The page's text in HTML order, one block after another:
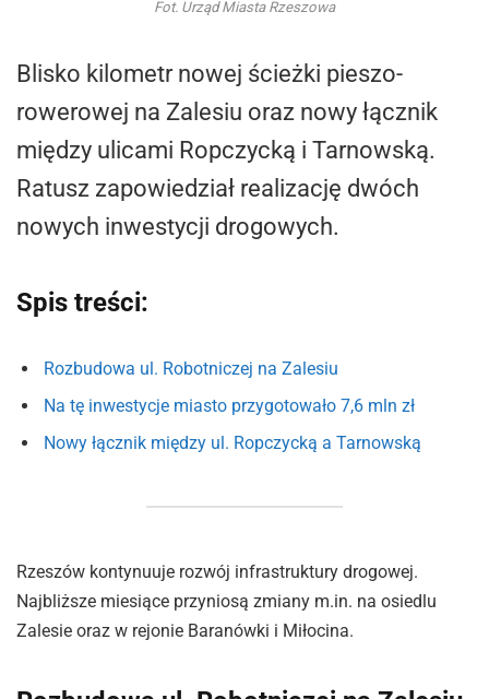
Fot. Urząd Miasta Rzeszowa
Blisko kilometr nowej ścieżki pieszo-
rowerowej na Zalesiu oraz nowy łącznik
między ulicami Ropczycką i Tarnowską.
Ratusz zapowiedział realizację dwóch
nowych inwestycji drogowych.
Spis treści:
Rozbudowa ul. Robotniczej na Zalesiu
Na tę inwestycje miasto przygotowało 7,6 mln zł
Nowy łącznik między ul. Ropczycką a Tarnowską
Rzeszów kontynuuje rozwój infrastruktury drogowej.
Najbliższe miesiące przyniosą zmiany m.in. na osiedlu
Zalesie oraz w rejonie Baranówki i Miłocina.